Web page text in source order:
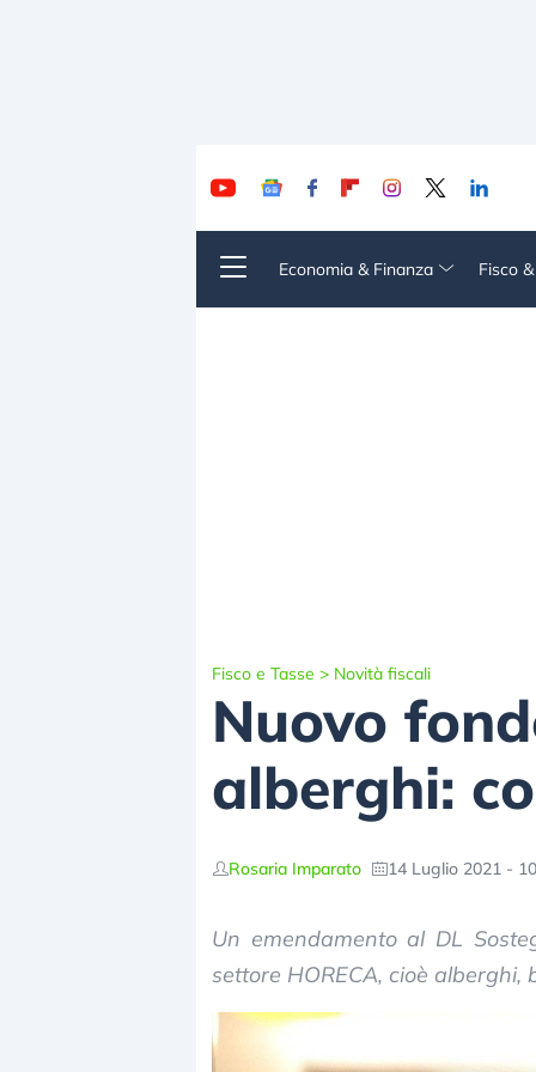
Economia & Finanza Fisco
Fisco e Tasse > Novità fiscali
Nuovo
alberghi:
Rosaria Imparato 14 Luglio 2021 -
Un emendamento al DL
settore HORECA, cioè